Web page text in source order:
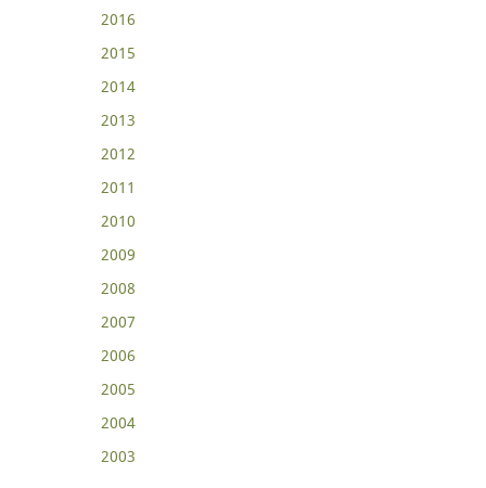
2016
2015
2014
2013
2012
2011
2010
2009
2008
2007
2006
2005
2004
2003